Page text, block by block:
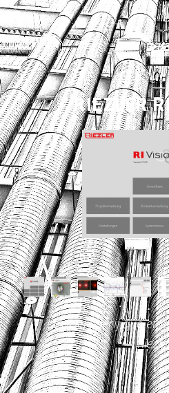
RIEZLER
Logiciel spécifique et